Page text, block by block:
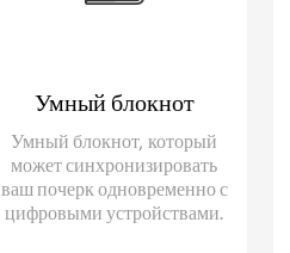
Умный блокнот
Умный блокнот, который
может синхронизировать
ваш почерк одновременно с
цифровыми устройствами.